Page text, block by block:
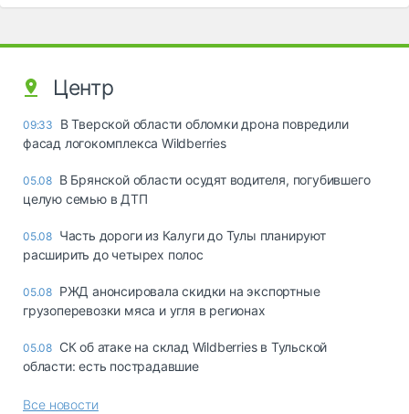
Центр
09:33
В Тверской области обломки дрона повредили
фасад логокомплекса Wildberries
05.08 В Брянской области осудят водителя, погубившего
целую семью в ДТП
05.08 Часть дороги из Калуги до Тулы планируют
расширить до четырех полос
05.08 РЖД анонсировала скидки на экспортные
грузоперевозки мяса и угля в регионах
05.08 СК об атаке на склад Wildberries в Тульской
области: есть пострадавшие
Все новости